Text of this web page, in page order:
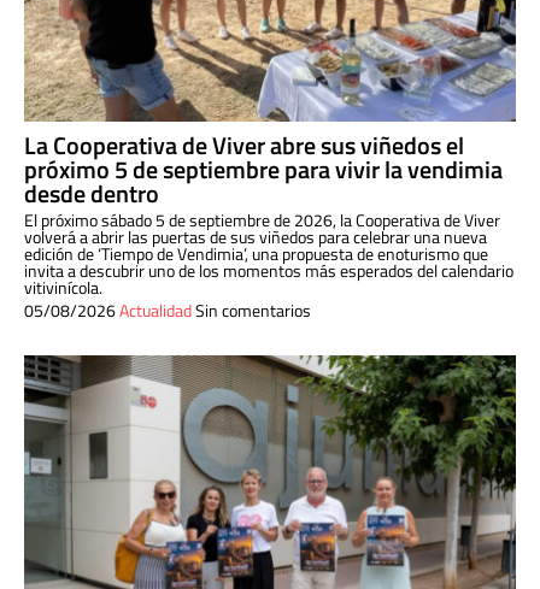
La Cooperativa de Viver abre sus viñedos el
próximo 5 de septiembre para vivir la vendimia
desde dentro
El próximo sábado 5 de septiembre de 2026, la Cooperativa de Viver
volverá a abrir las puertas de sus viñedos para celebrar una nueva
edición de ‘Tiempo de Vendimia’, una propuesta de enoturismo que
invita a descubrir uno de los momentos más esperados del calendario
vitivinícola.
05/08/2026ActualidadSin comentarios